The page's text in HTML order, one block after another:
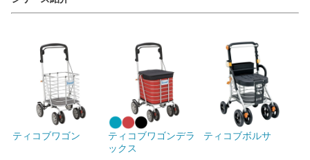
ティコブワゴン
ティコブワゴンデラ
ックス
ティコブボルサ